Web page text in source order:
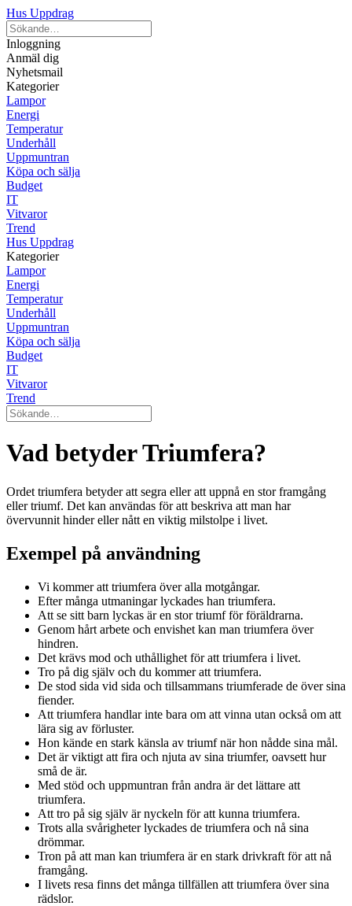
Hus Uppdrag
Inloggning
Anmäl dig
Nyhetsmail
Kategorier
Lampor
Energi
Temperatur
Underhåll
Uppmuntran
Köpa och sälja
Budget
IT
Vitvaror
Trend
Hus Uppdrag
Kategorier
Lampor
Energi
Temperatur
Underhåll
Uppmuntran
Köpa och sälja
Budget
IT
Vitvaror
Trend
Vad betyder Triumfera?
Ordet triumfera betyder att segra eller att uppnå en stor framgång
eller triumf. Det kan användas för att beskriva att man har
övervunnit hinder eller nått en viktig milstolpe i livet.
Exempel på användning
Vi kommer att triumfera över alla motgångar.
Efter många utmaningar lyckades han triumfera.
Att se sitt barn lyckas är en stor triumf för föräldrarna.
Genom hårt arbete och envishet kan man triumfera över
hindren.
Det krävs mod och uthållighet för att triumfera i livet.
Tro på dig själv och du kommer att triumfera.
De stod sida vid sida och tillsammans triumferade de över sina
fiender.
Att triumfera handlar inte bara om att vinna utan också om att
lära sig av förluster.
Hon kände en stark känsla av triumf när hon nådde sina mål.
Det är viktigt att fira och njuta av sina triumfer, oavsett hur
små de är.
Med stöd och uppmuntran från andra är det lättare att
triumfera.
Att tro på sig själv är nyckeln för att kunna triumfera.
Trots alla svårigheter lyckades de triumfera och nå sina
drömmar.
Tron på att man kan triumfera är en stark drivkraft för att nå
framgång.
I livets resa finns det många tillfällen att triumfera över sina
rädslor.